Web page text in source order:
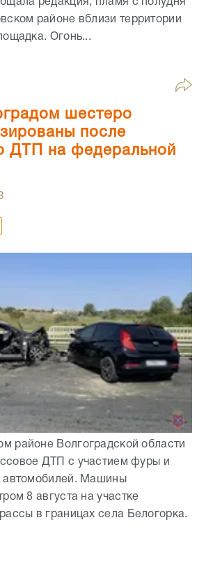
районе вблизи территории
Огонь...
шестеро
после
ДТП на федеральной
районе Волгоградской области
ДТП с участием фуры и
автомобилей. Машины
8 августа на участке
в границах села Белогорка.